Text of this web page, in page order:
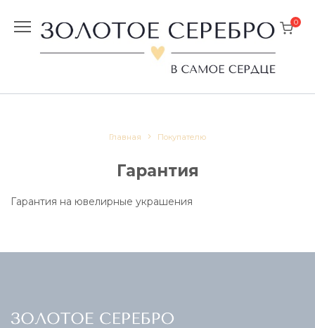
содержанию
0
Главная Покупателю
Гарантия
Гарантия на ювелирные украшения